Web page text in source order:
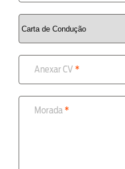
Anexar CV
Morada